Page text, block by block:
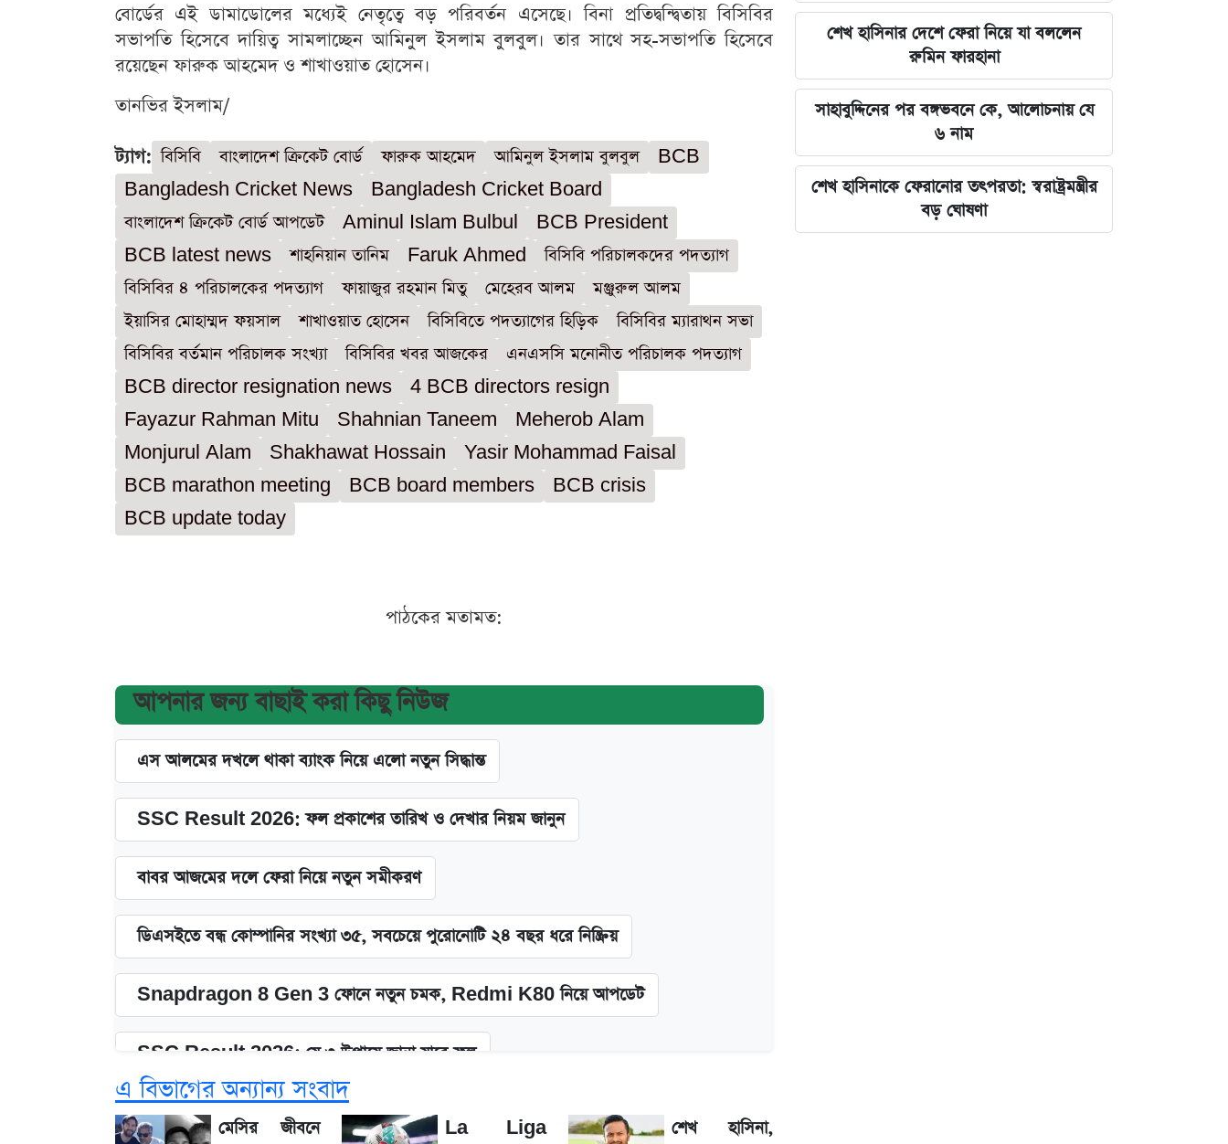
বোর্ডের এই ডামাডোলের মধ্যেই নেতৃত্বে বড় পরিবর্তন এসেছে। বিনা প্রতিদ্বন্দ্বিতায় বিসিবির
সভাপতি হিসেবে দায়িত্ব সামলাচ্ছেন আমিনুল ইসলাম বুলবুল। তার সাথে সহ-সভাপতি হিসেবে
রয়েছেন ফারুক আহমেদ ও শাখাওয়াত হোসেন।
তানভির ইসলাম/
ট্যাগ: বিসিবি বাংলাদেশ ক্রিকেট বোর্ড ফারুক আহমেদ আমিনুল ইসলাম বুলবুল
BCB
Bangladesh Cricket News
Bangladesh Cricket Board
বাংলাদেশ ক্রিকেট বোর্ড আপডেট
Aminul Islam Bulbul
BCB President
BCB latest news
শাহনিয়ান তানিম Faruk Ahmed
বিসিবি পরিচালকদের পদত্যাগ
বিসিবির ৪ পরিচালকের পদত্যাগ
ফায়াজুর রহমান মিতু মেহেরব আলম
মঞ্জুরুল আলম
ইয়াসির মোহাম্মদ ফয়সাল
শাখাওয়াত হোসেন বিসিবিতে পদত্যাগের হিড়িক
বিসিবির ম্যারাথন সভা
বিসিবির বর্তমান পরিচালক সংখ্যা
বিসিবির খবর আজকের
এনএসসি মনোনীত পরিচালক পদত্যাগ
BCB director resignation news
4 BCB directors resign
Fayazur Rahman Mitu
Shahnian Taneem
Meherob Alam
Monjurul Alam
Shakhawat Hossain
Yasir Mohammad Faisal
BCB marathon meeting
BCB board members
BCB crisis
BCB update today
পাঠকের মতামত:
আপনার জন্য বাছাই করা কিছু নিউজ
এস আলমের দখলে থাকা ব্যাংক নিয়ে এলো নতুন সিদ্ধান্ত
SSC Result 2026: ফল প্রকাশের তারিখ ও দেখার নিয়ম জানুন
বাবর আজমের দলে ফেরা নিয়ে নতুন সমীকরণ
ডিএসইতে বন্ধ কোম্পানির সংখ্যা ৩৫, সবচেয়ে পুরোনোটি ২৪ বছর ধরে নিষ্ক্রিয়
Snapdragon 8 Gen 3 ফোনে নতুন চমক, Redmi K80 নিয়ে আপডেট
SSC Result 2026: যে ৩ উপায়ে জানা যাবে ফল
১৮০ দিনের মূল্যায়ন শেষে মন্ত্রিসভায় পরিবর্তন
এ বিভাগের অন্যান্য সংবাদ
মেসির জীবনে
La Liga
শেখ হাসিনা,
শেখ হাসিনার দেশে ফেরা নিয়ে যা বললেন
রুমিন ফারহানা
সাহাবুদ্দিনের পর বঙ্গভবনে কে, আলোচনায় যে
৬ নাম
শেখ হাসিনাকে ফেরানোর তৎপরতা: স্বরাষ্ট্রমন্ত্রীর
বড় ঘোষণা